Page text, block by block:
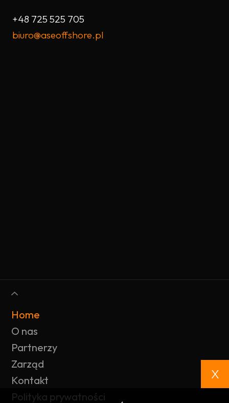
+48 725 525 705
biuro@aseoffshore.pl
Home
O nas
Partnerzy
Zarząd
Kontakt
Polityka prywatności
X